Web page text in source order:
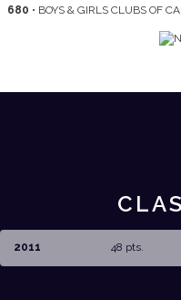
680 • BOYS & GIRLS CLUBS OF
2011 48 pts.